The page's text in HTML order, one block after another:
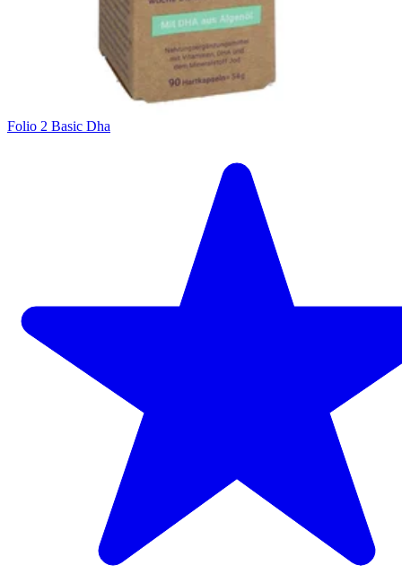
Folio 2 Basic Dha